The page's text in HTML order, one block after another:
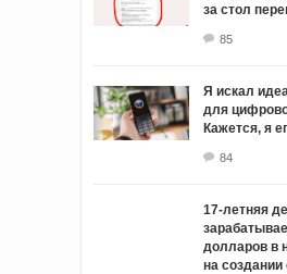
за стол
85
Я искал
для
Кажется, я
84
17-летняя
долларов в
на создании